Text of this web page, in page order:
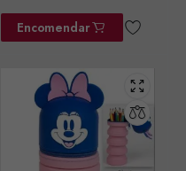
Encomendar